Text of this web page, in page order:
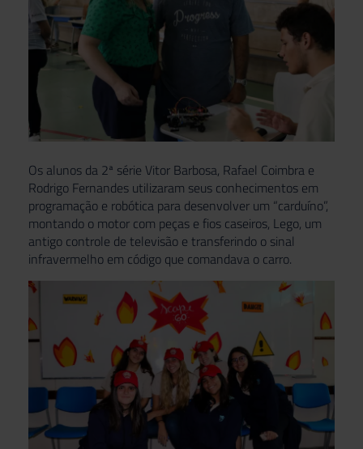
Os alunos da 2ª série Vitor Barbosa, Rafael Coimbra e
Rodrigo Fernandes utilizaram seus conhecimentos em
programação e robótica para desenvolver um “carduíno”,
montando o motor com peças e fios caseiros, Lego, um
antigo controle de televisão e transferindo o sinal
infravermelho em código que comandava o carro.